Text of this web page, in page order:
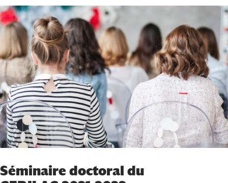
Séminaire doctoral du